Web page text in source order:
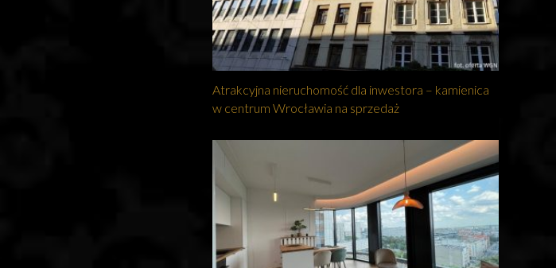
Atrakcyjna nieruchomość dla inwestora – kamienica
w centrum Wrocławia na sprzedaż